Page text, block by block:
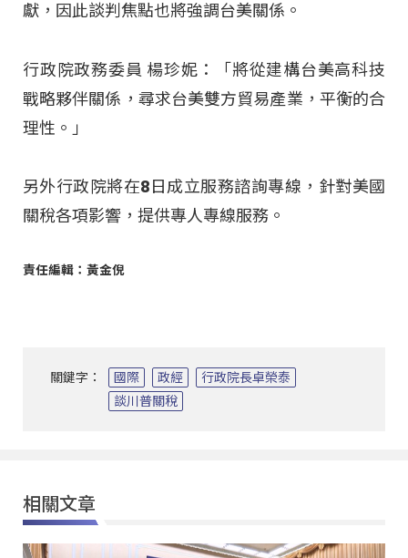
獻，因此談判焦點也將強調台美關係。
行政院政務委員 楊珍妮：「將從建構台美高科技
戰略夥伴關係，尋求台美雙方貿易產業，平衡的合
理性。」
另外行政院將在8日成立服務諮詢專線，針對美國
關稅各項影響，提供專人專線服務。
責任編輯：黃金倪
關鍵字： 國際 政經
行政院長卓榮泰
談川普關稅
相關文章